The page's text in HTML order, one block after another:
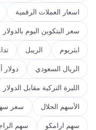
اسعار العملات الرقمية
سعر البتكوين اليوم بالدولار
ايثريوم الريبل
الريال السعودي دولار
الليرة التركية مقابل الدولار
الأسهم الحلال سعر
سهم ارامكو سهم